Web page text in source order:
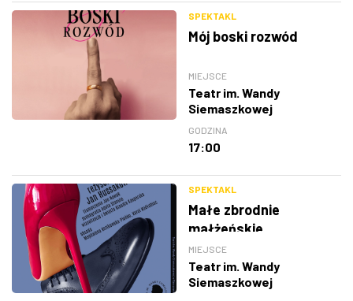
SPEKTAKL
Mój boski rozwód
MIEJSCE
Teatr im. Wandy
Siemaszkowej
GODZINA
17:00
SPEKTAKL
Małe zbrodnie
małżeńskie
MIEJSCE
Teatr im. Wandy
Siemaszkowej